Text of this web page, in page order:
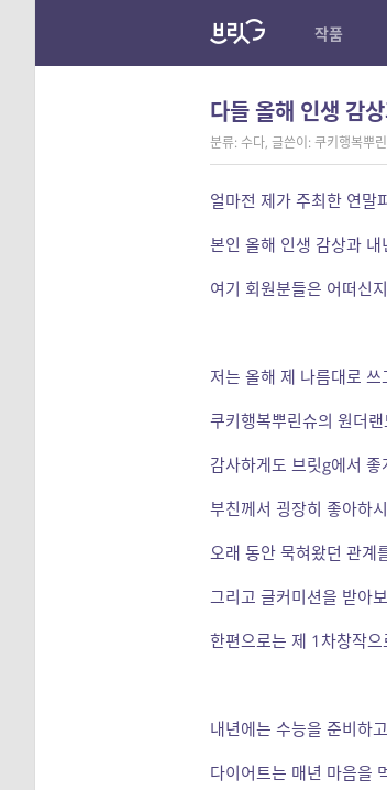
작품
다들 올해 인생 감
분류: 수다, 글쓴이: 쿠키행복뿌
얼마전 제가 주최한 연말
본인 올해 인생 감상과
여기 회원분들은 어떠신
저는 올해 제 나름대로
쿠키행복뿌린슈의 원더
감사하게도 브릿g에서
부친께서 굉장히 좋아하
오래 동안 묵혀왔던 관계
그리고 글커미션을 받아
한편으로는 제 1차창작
내년에는 수능을 준비하
다이어트는 매년 마음을